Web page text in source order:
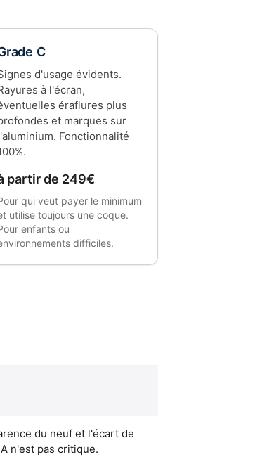
C
d'usage évidents.
à l'écran,
éraflures plus
et marques sur
Fonctionnalité
partir de 249€
qui veut payer le minimum
utilise toujours une coque.
enfants ou
difficiles.
du neuf et l'écart de
n'est pas critique.